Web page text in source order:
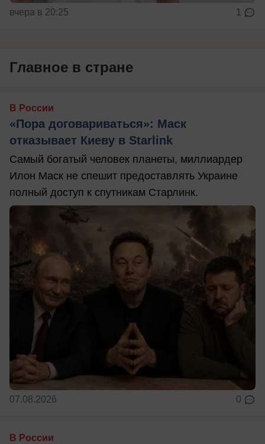
вчера в 20:25 1
Главное в стране
В России
«Пора договариваться»: Маск
отказывает Киеву в Starlink
Самый богатый человек планеты, миллиардер
Илон Маск не спешит предоставлять Украине
полный доступ к спутникам Старлинк.
07.08.2026 0
В России